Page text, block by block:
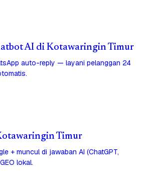
AI di Kotawaringin Timur
auto-reply — layani pelanggan 24
Timur
+ muncul di jawaban AI (ChatGPT,
lokal.